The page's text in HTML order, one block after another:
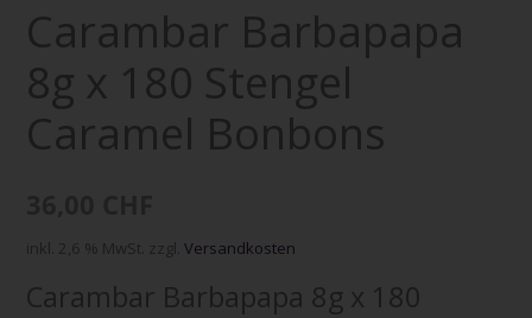
Carambar Barbapapa
8g x 180 Stengel
Caramel Bonbons
inkl. 2,6 % MwSt. zzgl.Versandkosten
Carambar Barbapapa 8g x 180
Caramel
Bonbons
Menge